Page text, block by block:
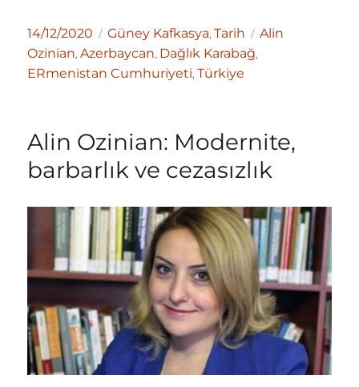
Yayın
tarihi
14/12/2020 Kategoriler
Güney Kafkasya,Tarih Etiketler
Alin
Ozinian,Azerbaycan, Dağlık Karabağ,
ERmenistan Cumhuriyeti,Türkiye
Alin Ozinian: Modernite,
barbarlık ve cezasızlık